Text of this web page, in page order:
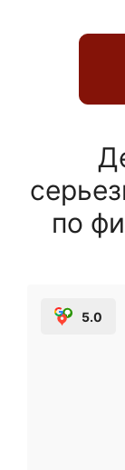
по
5.0